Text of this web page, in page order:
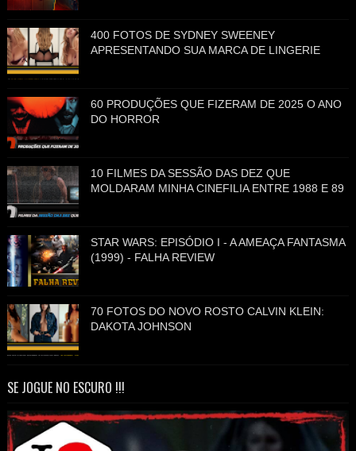
400 FOTOS DE SYDNEY SWEENEY
APRESENTANDO SUA MARCA DE LINGERIE
60 PRODUÇÕES QUE FIZERAM DE 2025 O ANO
DO HORROR
10 FILMES DA SESSÃO DAS DEZ QUE
MOLDARAM MINHA CINEFILIA ENTRE 1988 E 89
STAR WARS: EPISÓDIO I - A AMEAÇA FANTASMA
(1999) - FALHA REVIEW
70 FOTOS DO NOVO ROSTO CALVIN KLEIN:
DAKOTA JOHNSON
SE JOGUE NO ESCURO !!!